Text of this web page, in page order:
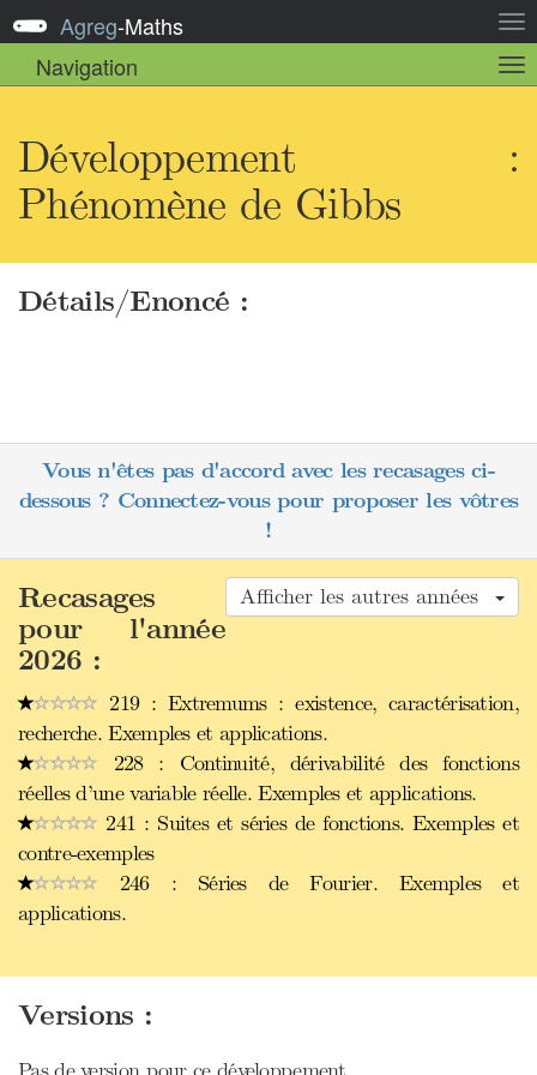
la
Agreg-Maths
Navigation
la
Développement :
Phénomène de Gibbs
Détails/Enoncé :
Vous n'êtes pas d'accord avec les recasages ci-
dessous ? Connectez-vous pour proposer les vôtres
!
Afficher les autres années
Recasages
pour l'année
2026 :
219 : Extremums : existence, caractérisation,
recherche. Exemples et applications.
228 : Continuité, dérivabilité des fonctions
réelles d’une variable réelle. Exemples et applications.
241 : Suites et séries de fonctions. Exemples et
contre-exemples
246 : Séries de Fourier. Exemples et
applications.
Versions :